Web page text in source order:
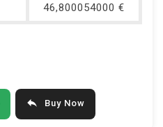
46,800054000 €
 Buy Now